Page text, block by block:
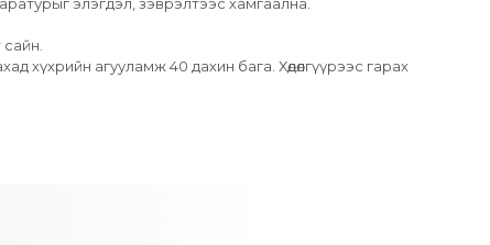
хүхрийн агууламж 40 дахин бага. Хөдөлгүүрээс гарах